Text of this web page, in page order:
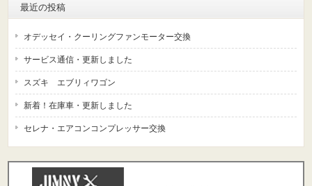
最近の投稿
オデッセイ・クーリングファンモーター交換
サービス通信・更新しました
スズキ エブリィワゴン
新着！在庫車・更新しました
セレナ・エアコンコンプレッサー交換